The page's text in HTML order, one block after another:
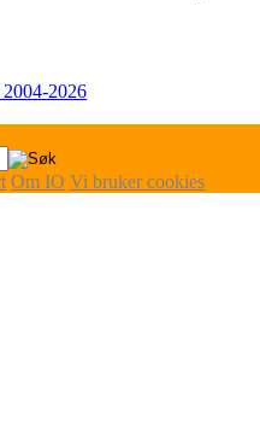
2026
Om IO Vi bruker cookies